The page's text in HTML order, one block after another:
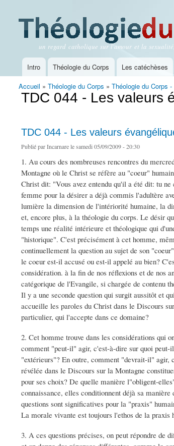
Théologie du Corps
un regard catholique sur l'amour et la
Menu principal
Intro Théologie du Corps Les catéchèses
Vous êtes ici
Accueil » Théologie du Corps » Théologie du Corps
TDC 044 - Les valeurs
TDC 044 - Les valeurs
Publié parIncarnarele samedi 05/09/2009 - 20:30
1. Au cours des nombreuses rencontres du
Montagne où le Christ se réfère au "coeur"
Christ dit: "Vous avez entendu qu'il a été dit: tu
femme pour la désirer a déjà commis l'adultère
lumière la dimension de l'intériorité humaine, la
et, encore plus, à la théologie du corps. Le désir
temps une réalité intérieure et théologique qui
"historique". C'est précisément à cet homme,
continuellement la question au sujet de son
le coeur est-il accusé ou est-il appelé au bien?
considération. à la fin de nos réflexions et de nos
catégorique de l'Evangile, si chargée de contenu
Il y a une seconde question qui surgit aussitôt et
accueille les paroles du Christ dans le Discours
particulier, qui l'accepte dans ce domaine?
2. Cet homme trouve dans les considérations qui
comment "peut-il" agir, c'est-à-dire sur quoi
"extérieurs"? En outre, comment "devrait-il" agir,
révélée dans le Discours sur la Montagne
pour ses choix? De quelle manière l"obligent-
connaissance, elles conditionnent déjà sa
questions sont significatives pour la "praxis"
La morale vivante est toujours l'ethos de la praxis
3. A ces questions précises, on peut répondre de